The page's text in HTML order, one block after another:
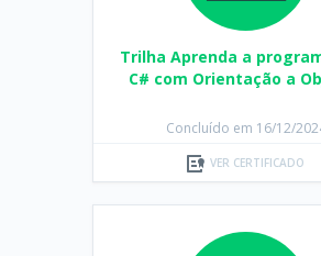
Trilha Aprenda a
C# com Orientação a
Concluído em 16/12/
VER CERTIFICADO